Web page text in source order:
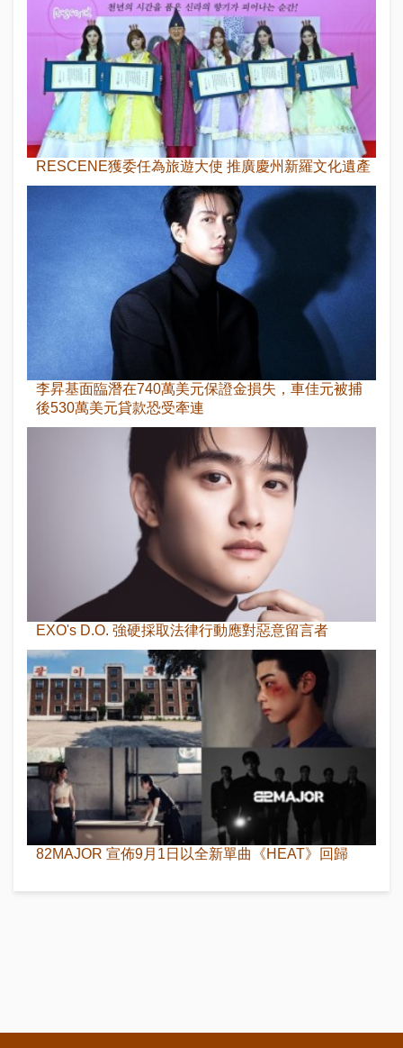
RESCENE獲委任為旅遊大使 推廣慶州新羅文化遺產
李昇基面臨潛在740萬美元保證金損失，車佳元被捕
後530萬美元貸款恐受牽連
EXO's D.O. 強硬採取法律行動應對惡意留言者
82MAJOR 宣佈9月1日以全新單曲《HEAT》回歸